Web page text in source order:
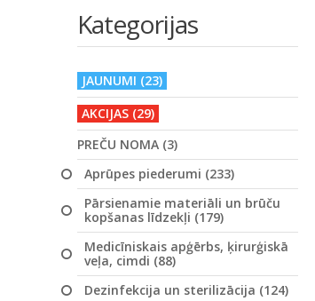
Kategorijas
JAUNUMI (23)
AKCIJAS (29)
PREČU NOMA (3)
Aprūpes piederumi (233)
Pārsienamie materiāli un brūču
kopšanas līdzekļi (179)
Medicīniskais apģērbs, ķirurģiskā
veļa, cimdi (88)
Dezinfekcija un sterilizācija (124)